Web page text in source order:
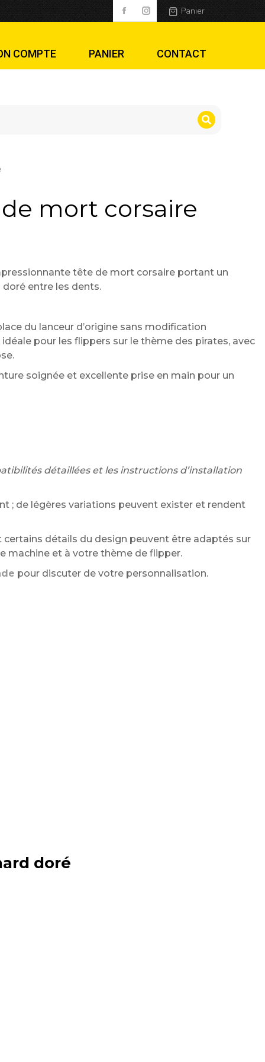
Panier
COMPTE PANIER CONTACT
mort corsaire
tête de mort corsaire portant un
entre les dents.
du lanceur d’origine sans modification
pour les flippers sur le thème des pirates, avec
soignée et excellente prise en main pour un
détaillées et les instructions d’installation
; de légères variations peuvent exister et rendent
certains détails du design peuvent être adaptés sur
machine et à votre thème de flipper.
pour discuter de votre personnalisation.
doré